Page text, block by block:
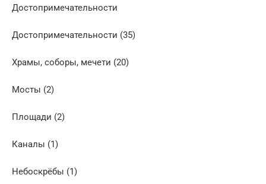
Достопримечательности
Достопримечательности (35)
Храмы, соборы, мечети (20)
Мосты (2)
Площади (2)
Каналы (1)
Небоскрёбы (1)